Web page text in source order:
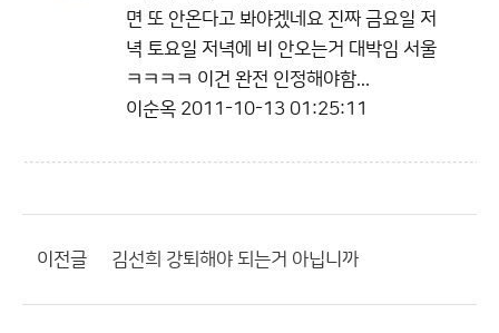
면 또 안온다고 봐야겠네요 진짜 금요일 저
녁 토요일 저녁에 비 안오는거 대박임 서울
ㅋㅋㅋㅋ 이건 완전 인정해야함...
이순옥 2011-10-13 01:25:11
이전글 김선희 강퇴해야 되는거 아닙니까